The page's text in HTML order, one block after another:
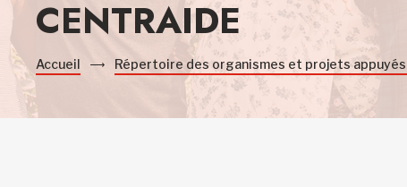
CENTRAIDE
Accueil Répertoire des organismes et projets